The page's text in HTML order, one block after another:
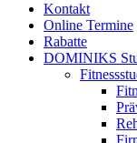
Kontakt
Online Termine
Rabatte
DOMINIKS